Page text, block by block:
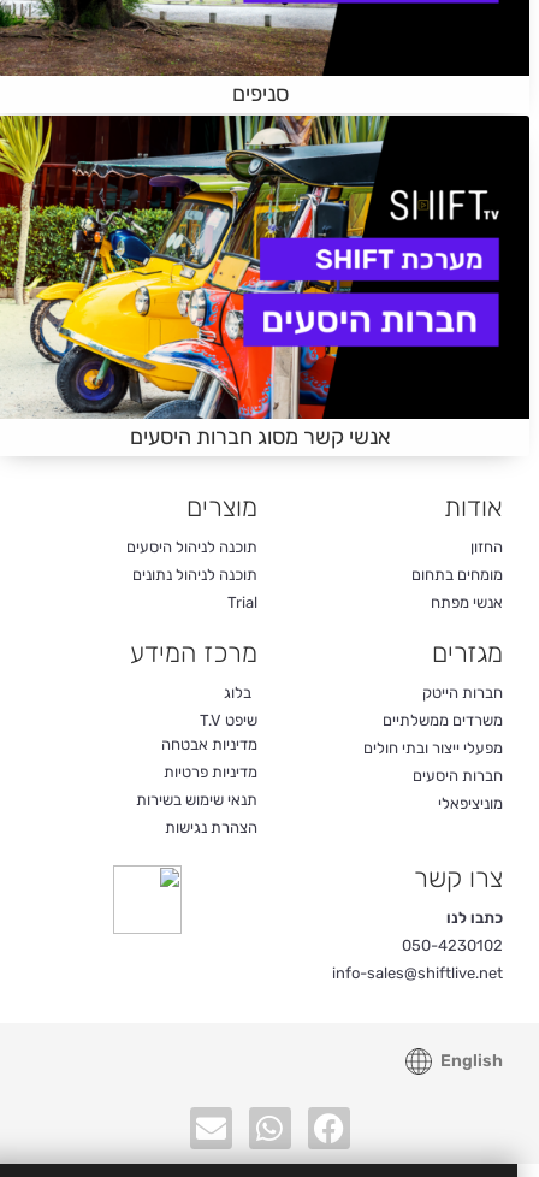
סניפים
אנשי קשר מסוג חברות היסעים
אודות
החזון
מומחים בתחום
אנשי מפתח
מוצרים
תוכנה לניהול היסעים
תוכנה לניהול נתונים
Trial
מגזרים
חברות הייטק
משרדים ממשלתיים
מפעלי ייצור ובתי חולים
חברות היסעים
מוניציפאלי
מרכז המידע
בלוג
שיפט T.V
מדיניות אבטחה
מדיניות פרטיות
תנאי שימוש בשירות
הצהרת נגישות
צרו קשר
כתבו לנו
050-4230102
info-sales@shiftlive.net
English